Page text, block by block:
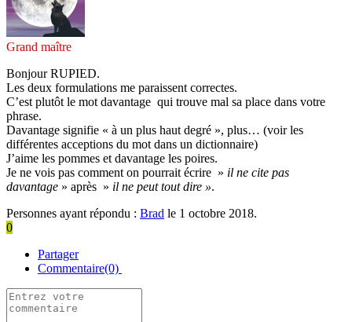
Grand maître
Bonjour RUPIED.
Les deux formulations me paraissent correctes.
C’est plutôt le mot davantage qui trouve mal sa place dans votre
phrase.
Davantage signifie « à un plus haut degré », plus… (voir les
différentes acceptions du mot dans un dictionnaire)
J’aime les pommes et davantage les poires.
Je ne vois pas comment on pourrait écrire » il ne cite pas
davantage » après » il ne peut tout dire ».
Personnes ayant répondu : Brad le 1 octobre 2018.
0
Partager
Commentaire(0)